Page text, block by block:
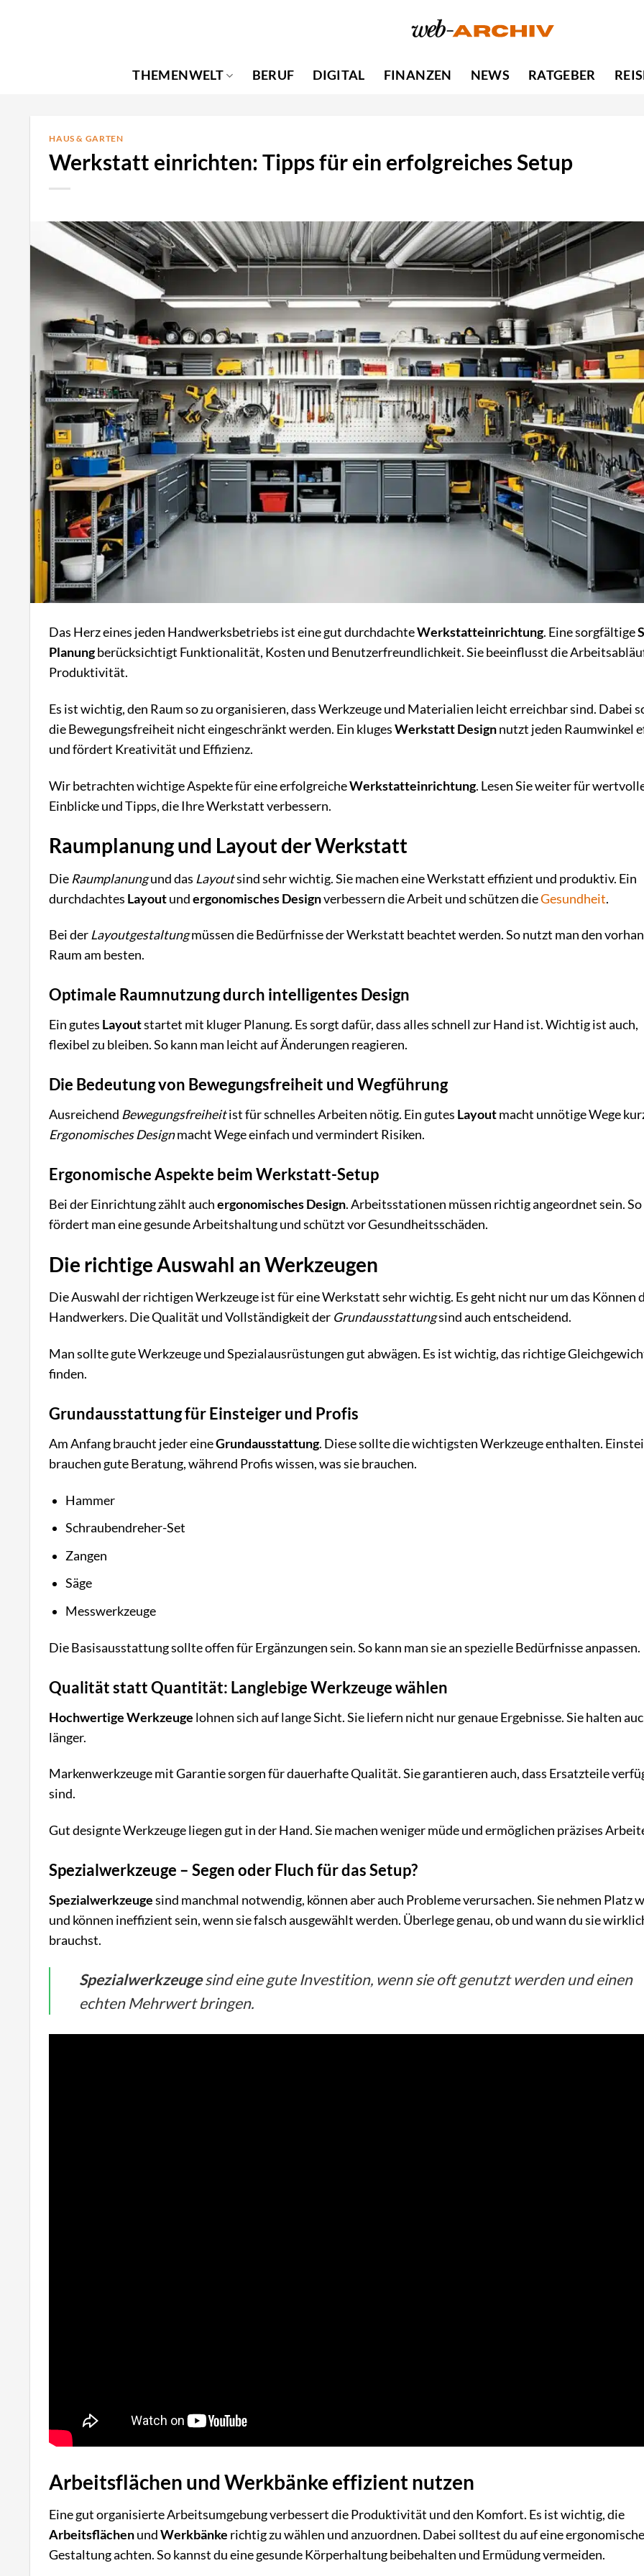
THEMENWELT
BERUF DIGITAL FINANZEN NEWS RATGEBER
HAUS & GARTEN
Werkstatt einrichten: Tipps für ein erfolgreiches Setup
Das Herz eines jeden Handwerksbetriebs ist eine gut durchdachteWerkstatteinrichtung. Eine sorgfältige
Planungberücksichtigt Funktionalität, Kosten und Benutzerfreundlichkeit. Sie beeinflusst die
Produktivität.
Es ist wichtig, den Raum so zu organisieren, dass Werkzeuge und Materialien leicht erreichbar sind. Dabei
die Bewegungsfreiheit nicht eingeschränkt werden. Ein klugesWerkstatt Designnutzt jeden Raumwinkel
und fördert Kreativität und Effizienz.
Wir betrachten wichtige Aspekte für eine erfolgreicheWerkstatteinrichtung. Lesen Sie weiter für
Einblicke und Tipps, die Ihre Werkstatt verbessern.
Raumplanung und Layout der Werkstatt
Die Raumplanungund das Layoutsind sehr wichtig. Sie machen eine Werkstatt effizient und produktiv. Ein
durchdachtes Layoutundergonomisches Designverbessern die Arbeit und schützen dieGesundheit.
Bei derLayoutgestaltungmüssen die Bedürfnisse der Werkstatt beachtet werden. So nutzt man den
Raum am besten.
Optimale Raumnutzung durch intelligentes Design
Ein gutes Layoutstartet mit kluger Planung. Es sorgt dafür, dass alles schnell zur Hand ist. Wichtig ist auch,
flexibel zu bleiben. So kann man leicht auf Änderungen reagieren.
Die Bedeutung von Bewegungsfreiheit und Wegführung
Ausreichend Bewegungsfreiheitist für schnelles Arbeiten nötig. Ein gutes Layoutmacht unnötige Wege
Ergonomisches Designmacht Wege einfach und vermindert Risiken.
Ergonomische Aspekte beim Werkstatt-Setup
Bei der Einrichtung zählt auchergonomisches Design. Arbeitsstationen müssen richtig angeordnet sein. So
fördert man eine gesunde Arbeitshaltung und schützt vor Gesundheitsschäden.
Die richtige Auswahl an Werkzeugen
Die Auswahl der richtigen Werkzeuge ist für eine Werkstatt sehr wichtig. Es geht nicht nur um das Können
Handwerkers. Die Qualität und Vollständigkeit der Grundausstattungsind auch entscheidend.
Man sollte gute Werkzeuge und Spezialausrüstungen gut abwägen. Es ist wichtig, das richtige
finden.
Grundausstattung für Einsteiger und Profis
Am Anfang braucht jeder eineGrundausstattung. Diese sollte die wichtigsten Werkzeuge enthalten.
brauchen gute Beratung, während Profis wissen, was sie brauchen.
Hammer
Schraubendreher-Set
Zangen
Säge
Messwerkzeuge
Die Basisausstattung sollte offen für Ergänzungen sein. So kann man sie an spezielle Bedürfnisse anpassen.
Qualität statt Quantität: Langlebige Werkzeuge wählen
Hochwertige Werkzeuge lohnen sich auf lange Sicht. Sie liefern nicht nur genaue Ergebnisse. Sie halten
länger.
Markenwerkzeuge mit Garantie sorgen für dauerhafte Qualität. Sie garantieren auch, dass Ersatzteile
sind.
Gut designte Werkzeuge liegen gut in der Hand. Sie machen weniger müde und ermöglichen präzises
Spezialwerkzeuge – Segen oder Fluch für das Setup?
Spezialwerkzeugesind manchmal notwendig, können aber auch Probleme verursachen. Sie nehmen Platz
und können ineffizient sein, wenn sie falsch ausgewählt werden. Überlege genau, ob und wann du sie
brauchst.
Spezialwerkzeugesind eine gute Investition, wenn sie oft genutzt werden und einen
echten Mehrwert bringen.
Arbeitsflächen und Werkbänke effizient nutzen
Eine gut organisierte Arbeitsumgebung verbessert die Produktivität und den Komfort. Es ist wichtig, die
ArbeitsflächenundWerkbänke richtig zu wählen und anzuordnen. Dabei solltest du auf eine
Gestaltung achten. So kannst du eine gesunde Körperhaltung beibehalten und Ermüdung vermeiden.